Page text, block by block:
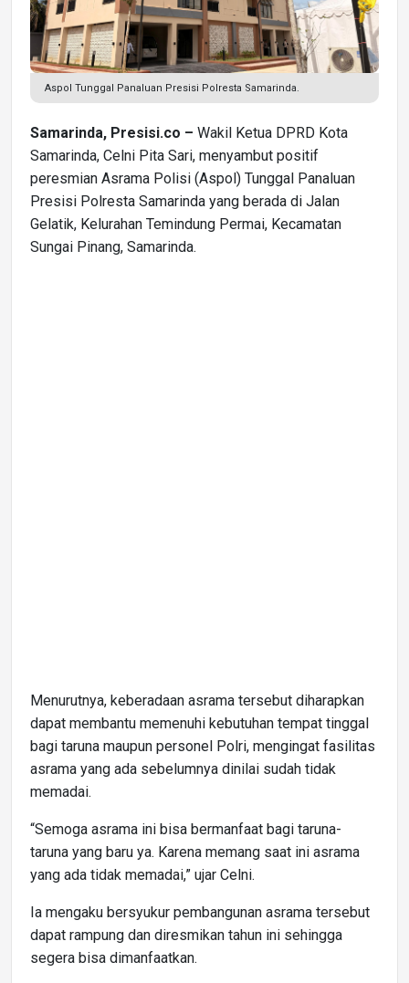
Aspol Tunggal Panaluan Presisi Polresta Samarinda.
Samarinda, Presisi.co – Wakil Ketua DPRD Kota
Samarinda, Celni Pita Sari, menyambut positif
peresmian Asrama Polisi (Aspol) Tunggal Panaluan
Presisi Polresta Samarinda yang berada di Jalan
Gelatik, Kelurahan Temindung Permai, Kecamatan
Sungai Pinang, Samarinda.
Menurutnya, keberadaan asrama tersebut diharapkan
dapat membantu memenuhi kebutuhan tempat tinggal
bagi taruna maupun personel Polri, mengingat fasilitas
asrama yang ada sebelumnya dinilai sudah tidak
memadai.
“Semoga asrama ini bisa bermanfaat bagi taruna-
taruna yang baru ya. Karena memang saat ini asrama
yang ada tidak memadai,” ujar Celni.
Ia mengaku bersyukur pembangunan asrama tersebut
dapat rampung dan diresmikan tahun ini sehingga
segera bisa dimanfaatkan.